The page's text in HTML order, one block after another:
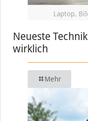
Laptop,
Neueste
wirklich
Mehr